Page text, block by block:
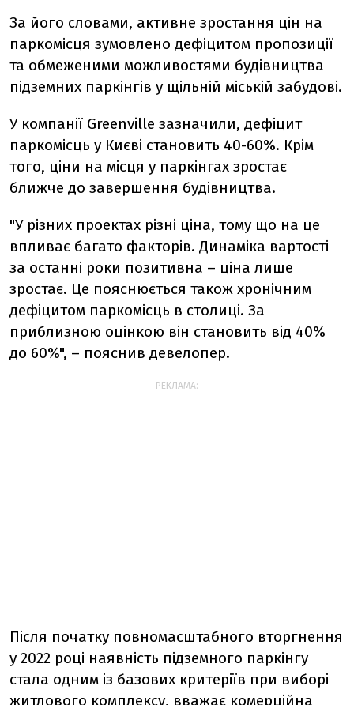
За його словами, активне зростання цін на
паркомісця зумовлено дефіцитом пропозиції
та обмеженими можливостями будівництва
підземних паркінгів у щільній міській забудові.
У компанії Greenville зазначили, дефіцит
паркомісць у Києві становить 40-60%. Крім
того, ціни на місця у паркінгах зростає
ближче до завершення будівництва.
"У різних проектах різні ціна, тому що на це
впливає багато факторів. Динаміка вартості
за останні роки позитивна – ціна лише
зростає. Це пояснюється також хронічним
дефіцитом паркомісць в столиці. За
приблизною оцінкою він становить від 40%
до 60%", – пояснив девелопер.
РЕКЛАМА:
Після початку повномасштабного вторгнення
у 2022 році наявність підземного паркінгу
стала одним із базових критеріїв при виборі
житлового комплексу, вважає комерційна